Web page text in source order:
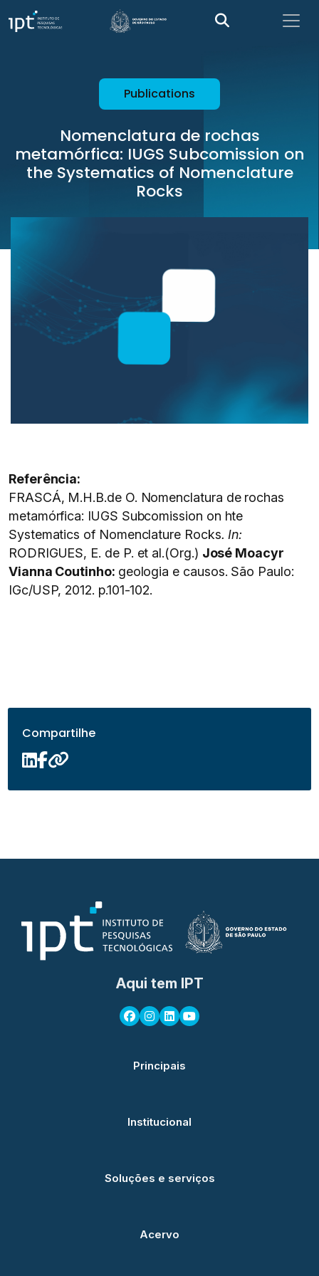
Publications
Nomenclatura de rochas
metamórfica: IUGS Subcomission on
the Systematics of Nomenclature
Rocks
Referência:
FRASCÁ, M.H.B.de O. Nomenclatura de rochas
metamórfica: IUGS Subcomission on hte
Systematics of Nomenclature Rocks. In:
RODRIGUES, E. de P. et al.(Org.) José Moacyr
Vianna Coutinho: geologia e causos. São Paulo:
IGc/USP, 2012. p.101-102.
Compartilhe
Aqui tem IPT
Principais
Institucional
Soluções e serviços
Acervo